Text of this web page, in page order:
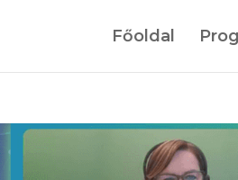
Főoldal